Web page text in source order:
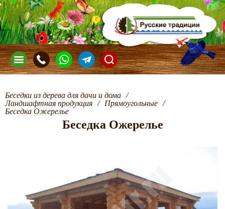
Беседки из дерева для дачи и дома /
Ландшафтная продукция / Прямоугольные /
Беседка Ожерелье
Беседка Ожерелье